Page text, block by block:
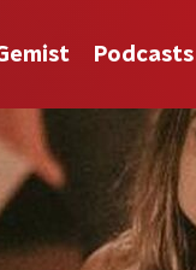
Podcasts